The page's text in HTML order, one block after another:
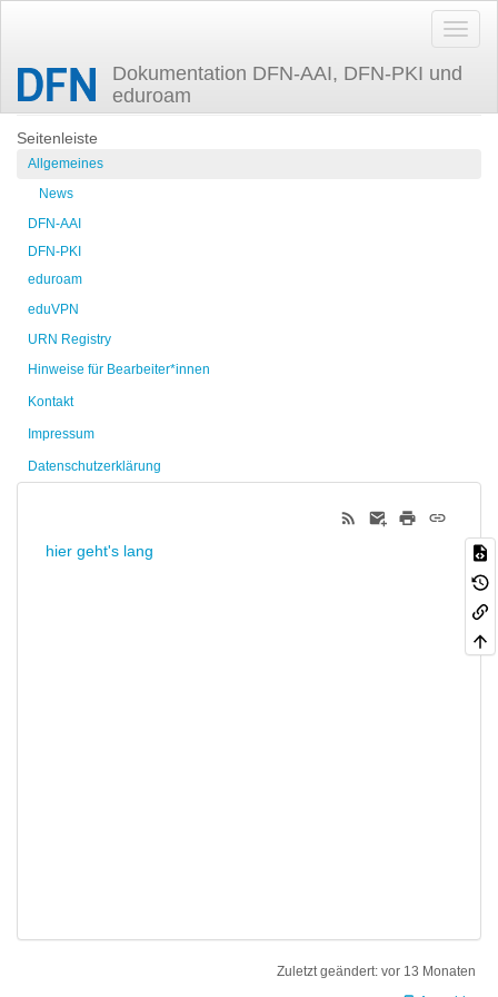
Dokumentation DFN-AAI, DFN-PKI und
eduroam
Zuletzt angesehen oidc-proxy
Seitenleiste
Allgemeines
News
DFN-AAI
DFN-PKI
eduroam
eduVPN
URN Registry
Hinweise für Bearbeiter*innen
Kontakt
Impressum
Datenschutzerklärung
hier geht's lang
Zuletzt geändert: vor 13 Monaten